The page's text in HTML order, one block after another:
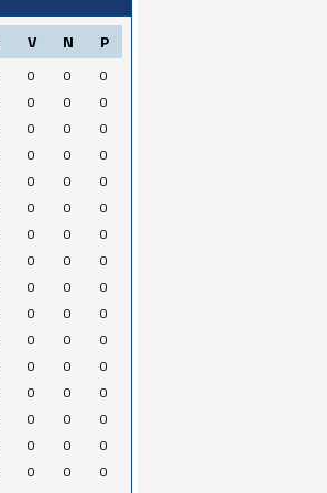
V N P
0 0
0
0 0
0
0 0
0
0 0
0
0 0
0
0 0
0
0 0
0
0 0
0
0 0
0
0 0
0
0 0
0
0 0
0
0 0
0
0 0
0
0 0
0
0 0
0